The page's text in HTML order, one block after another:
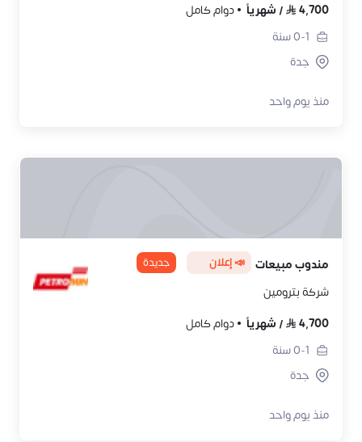
4,700
/ شهرياً
دوام كامل
0-1سنة
جدة
منذ يوم واحد
مندوب مبيعات 📣 إعلان جديدة
شركة بترومين
4,700
/ شهرياً
دوام كامل
0-1سنة
جدة
منذ يوم واحد